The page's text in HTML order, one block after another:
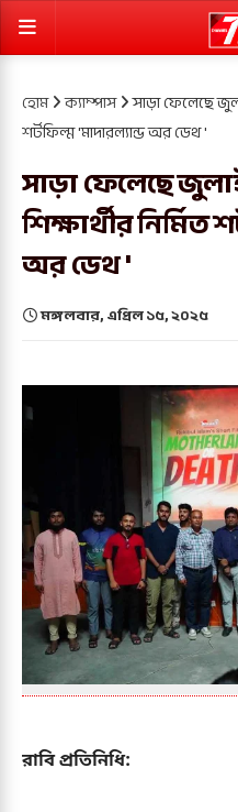
হোম ক্যাম্পাস সাড়া ফেলেছে
শর্টফিল্ম 'মাদারল্যান্ড অর ডেথ '
সাড়া ফেলেছে
শিক্ষার্থীর নির্মিত
অর ডেথ '
মঙ্গলবার, এপ্রিল ১৫, ২০২৫
রাবি প্রতিনিধি: